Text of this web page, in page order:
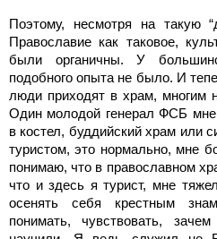
Поэтому, несмотря на такую
Православие как таковое,
были органичны. У
подобного опыта не было. И
люди приходят в храм, многим
Один молодой генерал ФСБ мне
в костел, буддийский храм или
туристом, это нормально, мне
понимаю, что в православном
что и здесь я турист, мне
осенять себя крестным
понимать, чувствовать,